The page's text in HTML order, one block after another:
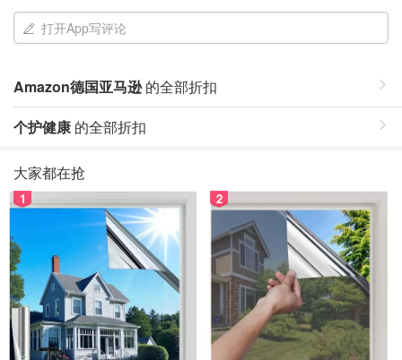
打开App写评论
Amazon德国亚马逊的全部折扣
个护健康 的全部折扣
大家都在抢
1 2